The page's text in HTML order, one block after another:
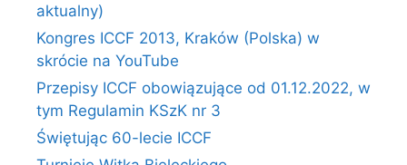
aktualny)
Kongres ICCF 2013, Kraków (Polska) w
skrócie na YouTube
Przepisy ICCF obowiązujące od 01.12.2022, w
tym Regulamin KSzK nr 3
Świętując 60-lecie ICCF